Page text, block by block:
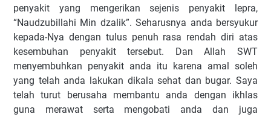
penyakit yang mengerikan sejenis penyakit lepra,
“Naudzubillahi Min dzalik”. Seharusnya anda bersyukur
kepada-Nya dengan tulus penuh rasa rendah diri atas
kesembuhan penyakit tersebut. Dan Allah SWT
menyembuhkan penyakit anda itu karena amal soleh
yang telah anda lakukan dikala sehat dan bugar. Saya
telah turut berusaha membantu anda dengan ikhlas
guna merawat serta mengobati anda dan juga